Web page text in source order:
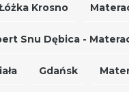
Krosno
Snu Dębica -
Gdańsk